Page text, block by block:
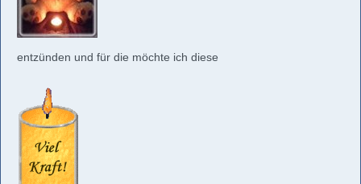
entzünden und für die möchte ich diese